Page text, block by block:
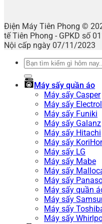
Điện Máy Tiên Phong ©
tế Tiên Phong - GPKD số
Nội cấp ngày 07/11/2023
Tìm
Máy sấy quần áo
Máy sấy Casper
Máy sấy
Máy sấy Funiki
Máy sấy Galanz
Máy sấy Hitachi
Máy sấy
Máy sấy LG
Máy sấy Mabe
Máy sấy
Máy sấy
Máy sấy quần
Máy sấy
Máy sấy
Máy sấy